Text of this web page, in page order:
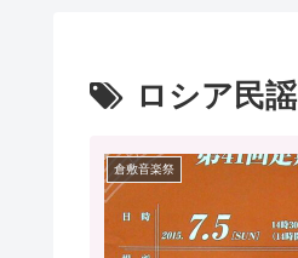
ロシア民謡
倉敷音楽祭